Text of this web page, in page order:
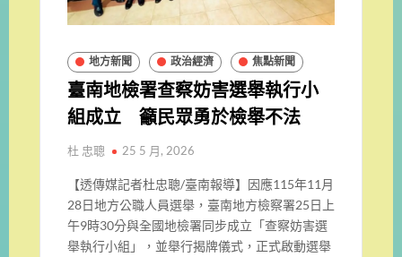
地方新聞 政治經濟 焦點新聞
臺南地檢署查察妨害選舉執行小
組成立 籲民眾勇於檢舉不法
杜 忠聰 25 5 月, 2026
【透傳媒記者杜忠聰/臺南報導】因應115年11月
28日地方公職人員選舉，臺南地方檢察署25日上
午9時30分與全國地檢署同步成立「查察妨害選
舉執行小組」，並舉行揭牌儀式，正式啟動選舉